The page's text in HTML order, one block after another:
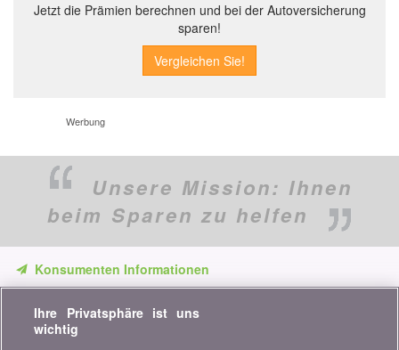
Jetzt die Prämien berechnen und bei der Autoversicherung
sparen!
Werbung
Unsere Mission: Ihnen
beim Sparen zu helfen
Konsumenten Informationen
unsere Vergleiche, Ratschläge und Tipps in den Bereichen
Versicherung, Finanzen, Konsumgüter und vieles mehr...
Ihre Privatsphäre ist uns
wichtig